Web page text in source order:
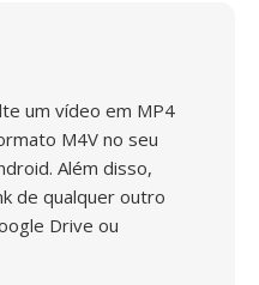
um vídeo em MP4
M4V no seu
Além disso,
de qualquer outro
Drive ou